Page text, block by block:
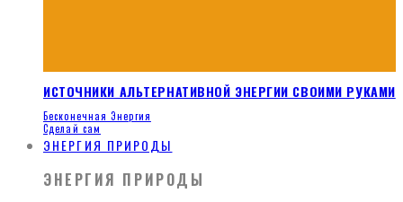
ИСТОЧНИКИ АЛЬТЕРНАТИВНОЙ ЭНЕРГИИ СВОИМИ РУКАМИ
Бесконечная Энергия
Сделай сам
ЭНЕРГИЯ ПРИРОДЫ
ЭНЕРГИЯ ПРИРОДЫ